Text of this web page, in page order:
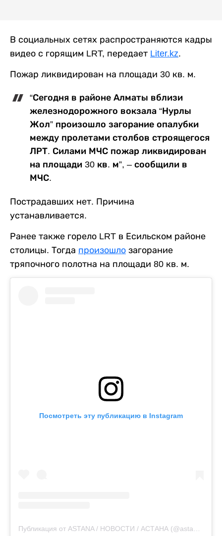
В социальных сетях распространяются кадры
видео с горящим LRT, передает Liter.kz.
Пожар ликвидирован на площади 30 кв. м.
“Сегодня в районе Алматы вблизи
железнодорожного вокзала “Нурлы
Жол” произошло загорание опалубки
между пролетами столбов строящегося
ЛРТ. Силами МЧС пожар ликвидирован
на площади 30 кв. м”, – сообщили в
МЧС.
Пострадавших нет. Причина
устанавливается.
Ранее также горело LRT в Есильском районе
столицы. Тогда произошло загорание
тряпочного полотна на площади 80 кв. м.
Посмотреть эту публикацию в Instagram